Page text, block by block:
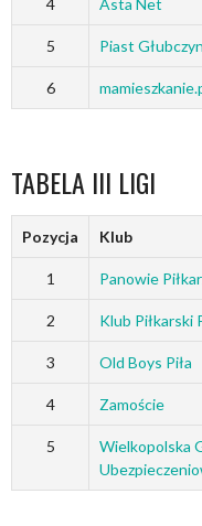
4 Asta Net
5 Piast Głubczyn
6
TABELA III LIGI
Pozycja Klub
1 Panowie
2 Klub Piłkarski
3 Old Boys Piła
4 Zamoście
5
Wielkopolska